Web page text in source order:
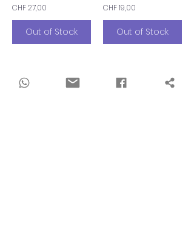
CHF 27,00
Out of Stock
CHF 19,00
Out of Stock